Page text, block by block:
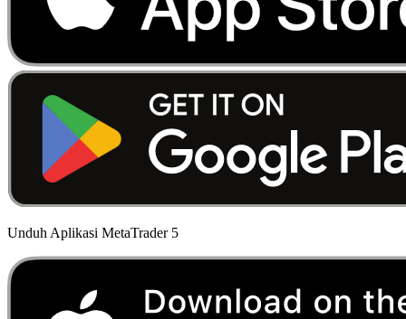
Unduh Aplikasi MetaTrader 5